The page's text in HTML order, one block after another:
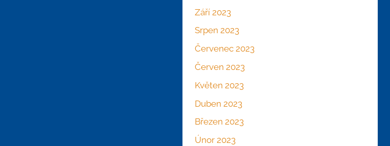
Září 2023
Srpen 2023
Červenec 2023
Červen 2023
Květen 2023
Duben 2023
Březen 2023
Únor 2023